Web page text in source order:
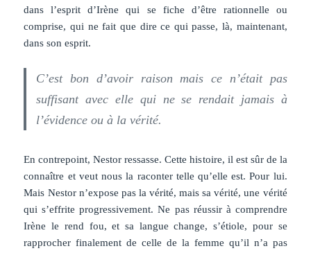
dans l’esprit d’Irène qui se fiche d’être rationnelle ou
comprise, qui ne fait que dire ce qui passe, là, maintenant,
dans son esprit.
C’est bon d’avoir raison mais ce n’était pas
suffisant avec elle qui ne se rendait jamais à
l’évidence ou à la vérité.
En contrepoint, Nestor ressasse. Cette histoire, il est sûr de la
connaître et veut nous la raconter telle qu’elle est. Pour lui.
Mais Nestor n’expose pas la vérité, mais sa vérité, une vérité
qui s’effrite progressivement. Ne pas réussir à comprendre
Irène le rend fou, et sa langue change, s’étiole, pour se
rapprocher finalement de celle de la femme qu’il n’a pas